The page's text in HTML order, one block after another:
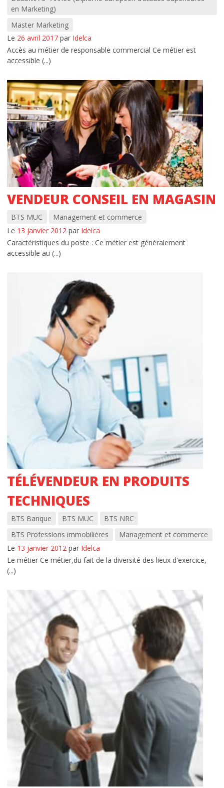
en Marketing)
Master Marketing
Le 26 avril 2017 par Idelca
Accès au métier de responsable commercial Ce métier est
accessible (...)
VENDEUR CONSEIL EN MAGASIN
BTS MUC
Management et commerce
Le 13 janvier 2012 par Idelca
Caractéristiques du poste : Ce métier est généralement
accessible au (...)
TÉLÉVENDEUR EN PRODUITS
TECHNIQUES
BTS Banque BTS MUC
BTS NRC
BTS Professions immobilières
Management et commerce
Le 13 janvier 2012 par Idelca
Le métier Ce métier,du fait de la diversité des lieux d'exercice,
(...)